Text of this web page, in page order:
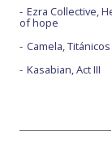
Ezra Collective,
of hope
Camela, Titánicos
Kasabian, Act III